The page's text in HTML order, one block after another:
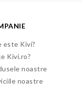
este Kivi?
Kivi.ro?
noastre
noastre